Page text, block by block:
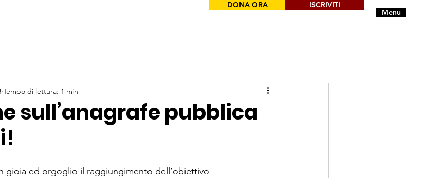
Menu
DONA ORA ISCRIVITI
sull’anagrafe pubblica
Tempo di lettura: 1 min
gioia ed orgoglio il raggiungimento dell’obiettivo